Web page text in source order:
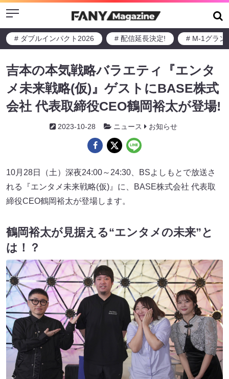
Menu
# ダブルインパクト2026 # 配信延長決定! # M-1グラン
吉本の本気戦略バラエティ『エンタ
メ未来戦略(仮)』ゲストにBASE株式
会社 代表取締役CEO鶴岡裕太が登場!
2023-10-28 ニュース お知らせ
10月28日（土）深夜24:00～24:30、BSよしもとで放送さ
れる『エンタメ未来戦略(仮)』に、BASE株式会社 代表取
締役CEO鶴岡裕太が登場します。
鶴岡裕太が見据える“エンタメの未来”と
は！？